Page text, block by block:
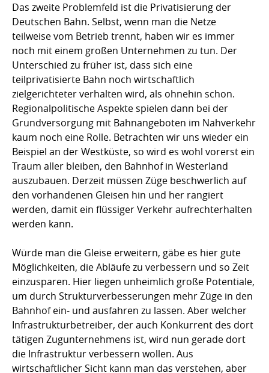
Das zweite Problemfeld ist die Privatisierung der
Deutschen Bahn. Selbst, wenn man die Netze
teilweise vom Betrieb trennt, haben wir es immer
noch mit einem großen Unternehmen zu tun. Der
Unterschied zu früher ist, dass sich eine
teilprivatisierte Bahn noch wirtschaftlich
zielgerichteter verhalten wird, als ohnehin schon.
Regionalpolitische Aspekte spielen dann bei der
Grundversorgung mit Bahnangeboten im Nahverkehr
kaum noch eine Rolle. Betrachten wir uns wieder ein
Beispiel an der Westküste, so wird es wohl vorerst ein
Traum aller bleiben, den Bahnhof in Westerland
auszubauen. Derzeit müssen Züge beschwerlich auf
den vorhandenen Gleisen hin und her rangiert
werden, damit ein flüssiger Verkehr aufrechterhalten
werden kann.
Würde man die Gleise erweitern, gäbe es hier gute
Möglichkeiten, die Abläufe zu verbessern und so Zeit
einzusparen. Hier liegen unheimlich große Potentiale,
um durch Strukturverbesserungen mehr Züge in den
Bahnhof ein- und ausfahren zu lassen. Aber welcher
Infrastrukturbetreiber, der auch Konkurrent des dort
tätigen Zugunternehmens ist, wird nun gerade dort
die Infrastruktur verbessern wollen. Aus
wirtschaftlicher Sicht kann man das verstehen, aber